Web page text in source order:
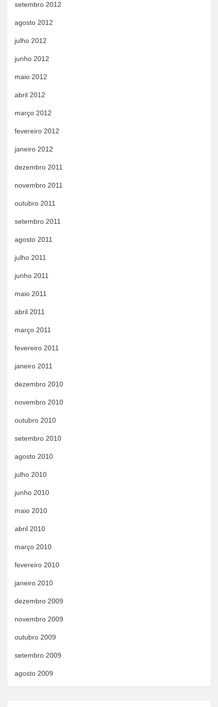
setembro 2012
agosto 2012
julho 2012
junho 2012
maio 2012
abril 2012
março 2012
fevereiro 2012
janeiro 2012
dezembro 2011
novembro 2011
outubro 2011
setembro 2011
agosto 2011
julho 2011
junho 2011
maio 2011
abril 2011
março 2011
fevereiro 2011
janeiro 2011
dezembro 2010
novembro 2010
outubro 2010
setembro 2010
agosto 2010
julho 2010
junho 2010
maio 2010
abril 2010
março 2010
fevereiro 2010
janeiro 2010
dezembro 2009
novembro 2009
outubro 2009
setembro 2009
agosto 2009